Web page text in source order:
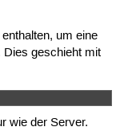
um eine
Dies geschieht mit
wie der Server.